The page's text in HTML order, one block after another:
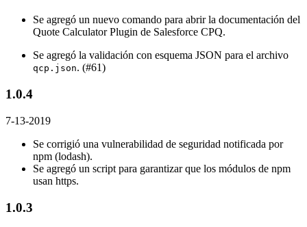
Se agregó un nuevo comando para abrir la documentación del
Quote Calculator Plugin de Salesforce CPQ.
Se agregó la validación con esquema JSON para el archivo
qcp.json. (#61)
1.0.4
7-13-2019
Se corrigió una vulnerabilidad de seguridad notificada por
npm (lodash).
Se agregó un script para garantizar que los módulos de npm
usan https.
1.0.3